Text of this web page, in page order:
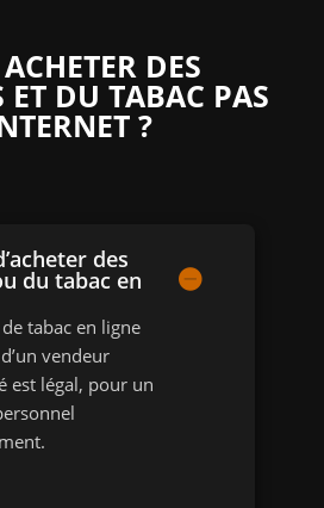
DES
ET DU TABAC PAS
?
des
du tabac en
de tabac en ligne
vendeur
est légal, pour un